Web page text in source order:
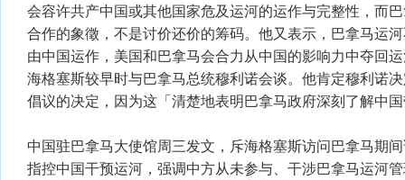
会容许共产中国或其他国家危及运河的运作与完整性，而
合作的象徵，不是讨价还价的筹码。他又表示，巴拿马运
由中国运作，美国和巴拿马会合力从中国的影响力中夺回
海格塞斯较早时与巴拿马总统穆利诺会谈。他肯定穆利诺
倡议的决定，因为这「清楚地表明巴拿马政府深刻了解中
中国驻巴拿马大使馆周三发文，斥海格塞斯访问巴拿马期
指控中国干预运河，强调中方从未参与、干涉巴拿马运河